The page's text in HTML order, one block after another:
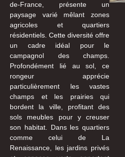
de-France, présente un
paysage varié mêlant zones
agricoles et quartiers
résidentiels. Cette diversité offre
un cadre idéal pour le
campagnol des champs.
Profondément lié au sol, ce
rongeur apprécie
particulièrement les vastes
champs et les prairies qui
bordent la ville, profitant des
sols meubles pour y creuser
son habitat. Dans les quartiers
comme celui de La
Renaissance, les jardins privés